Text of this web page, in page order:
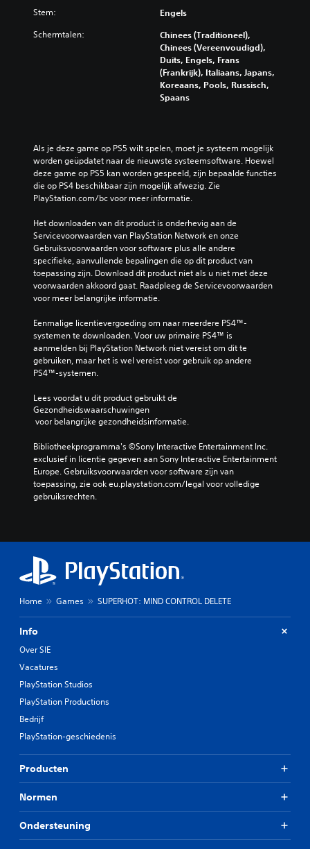
Stem: Engels
Schermtalen:
Chinees (Traditioneel),
Chinees (Vereenvoudigd),
Duits, Engels, Frans
(Frankrijk), Italiaans, Japans,
Koreaans, Pools, Russisch,
Spaans
Als je deze game op PS5 wilt spelen, moet je systeem mogelijk
worden geüpdatet naar de nieuwste systeemsoftware. Hoewel
deze game op PS5 kan worden gespeeld, zijn bepaalde functies
die op PS4 beschikbaar zijn mogelijk afwezig. Zie
PlayStation.com/bc voor meer informatie.
Het downloaden van dit product is onderhevig aan de
Servicevoorwaarden van PlayStation Network en onze
Gebruiksvoorwaarden voor software plus alle andere
specifieke, aanvullende bepalingen die op dit product van
toepassing zijn. Download dit product niet als u niet met deze
voorwaarden akkoord gaat. Raadpleeg de Servicevoorwaarden
voor meer belangrijke informatie.
Eenmalige licentievergoeding om naar meerdere PS4™-
systemen te downloaden. Voor uw primaire PS4™ is
aanmelden bij PlayStation Network niet vereist om dit te
gebruiken, maar het is wel vereist voor gebruik op andere
PS4™-systemen.
Lees voordat u dit product gebruikt de
Gezondheidswaarschuwingen
voor belangrijke gezondheidsinformatie.
Bibliotheekprogramma's ©Sony Interactive Entertainment Inc.
exclusief in licentie gegeven aan Sony Interactive Entertainment
Europe. Gebruiksvoorwaarden voor software zijn van
toepassing, zie ook eu.playstation.com/legal voor volledige
gebruiksrechten.
Home Games SUPERHOT: MIND CONTROL DELETE
Info
Over SIE
Vacatures
PlayStation Studios
PlayStation Productions
Bedrijf
PlayStation-geschiedenis
Producten
Normen
Ondersteuning